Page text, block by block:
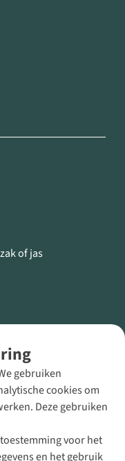
gebruiken
cookies om
Deze gebruiken
voor het
en het gebruik
of jas